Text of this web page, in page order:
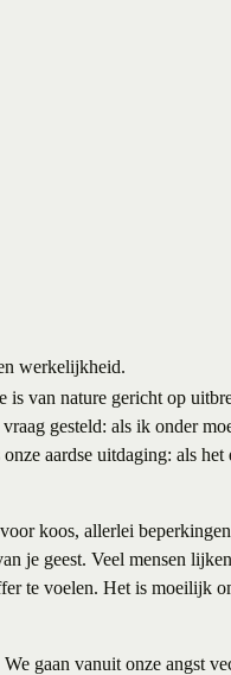
werkelijkheid.
is van nature gericht op
gesteld: als ik onder
aardse uitdaging: als
koos, allerlei
je geest. Veel mensen
te voelen. Het is moeilijk
gaan vanuit onze angst